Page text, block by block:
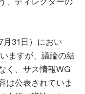
月31日）におい
ますが、議論の結
く、サス情報WG
は公表されていま